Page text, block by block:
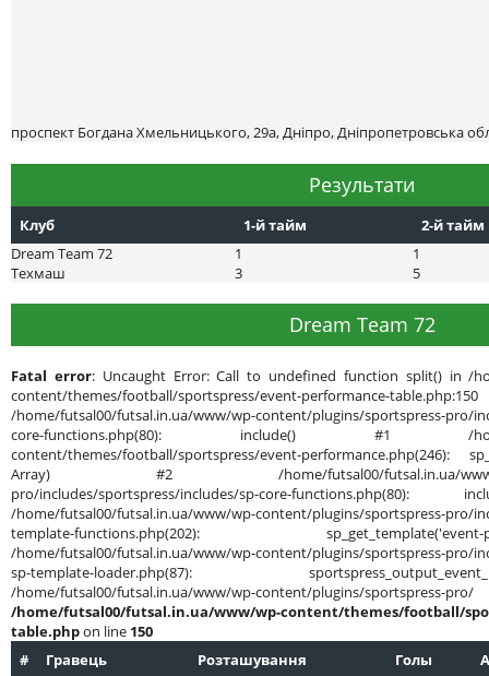
проспект Богдана Хмельницького, 29а, Дніпро, Дніпропетровська
Результати
Клуб 1-й тайм
2-й тайм
Dream Team 72
1
1
Техмаш
3 5
Dream Team 72
Fatal error: Uncaught Error: Call to undefined function split() in /
content/themes/football/sportspress/event-performance-
/home/futsal00/futsal.in.ua/www/wp-content/plugins/sportspress-pro/
core-functions.php(80): include() #1 /home/
content/themes/football/sportspress/event-performance.php(246):
Array) #2 /home/futsal00/futsal.in.ua/www/wp-
pro/includes/sportspress/includes/sp-core-functions.php(80):
/home/futsal00/futsal.in.ua/www/wp-content/plugins/sportspress-pro/
template-functions.php(202):
/home/futsal00/futsal.in.ua/www/wp-content/plugins/sportspress-pro/
sp-template-loader.php(87):
/home/futsal00/futsal.in.ua/www/wp-content/
/home/futsal00/futsal.in.ua/www/wp-content/themes/football/
table.phpon line 150
#
Гравець Розташування Голы